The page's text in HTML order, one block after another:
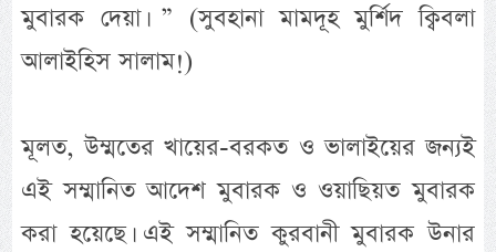
মুবারক দেয়া। ” (সুবহানা মামদূহ মুর্শিদ ক্বিবলা
আলাইহিস সালাম!)
মূলত, উম্মতের খায়ের-বরকত ও ভালাইয়ের জন্যই
এই সম্মানিত আদেশ মুবারক ও ওয়াছিয়ত মুবারক
করা হয়েছে। এই সম্মানিত কুরবানী মুবারক উনার